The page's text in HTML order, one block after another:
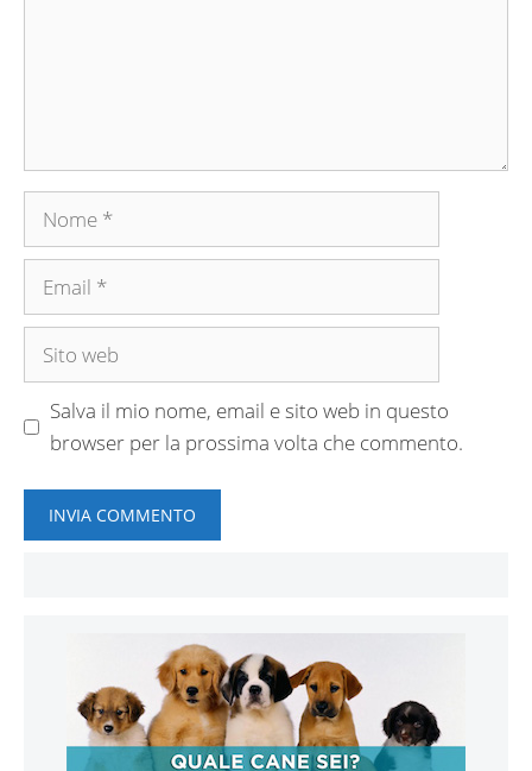
Nome
Email
Sito
Salva il mio nome, email e sito web in questo
browser per la prossima volta che commento.